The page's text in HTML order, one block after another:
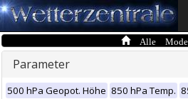
Alle
Parameter
500 hPa Geopot. Höhe 850 hPa Temp.